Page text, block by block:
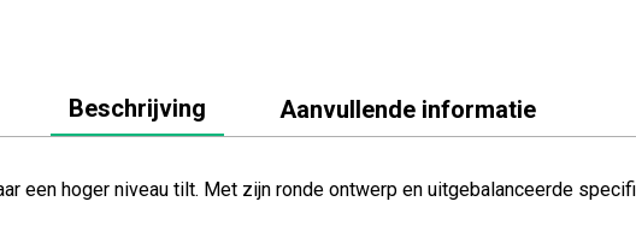
Beschrijving Aanvullende informatie
een hoger niveau tilt. Met zijn ronde ontwerp en uitgebalanceerde